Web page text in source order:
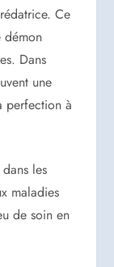
Ce
démon
Dans
une
perfection à
les
maladies
de soin en